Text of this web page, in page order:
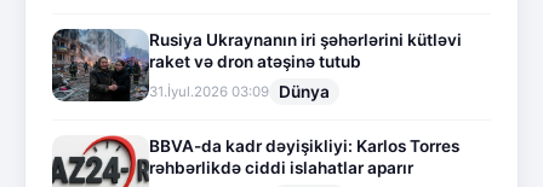
Rusiya Ukraynanın iri şəhərlərini kütləvi
raket və dron atəşinə tutub
31.İyul.2026 03:09 Dünya
BBVA-da kadr dəyişikliyi: Karlos Torres
rəhbərlikdə ciddi islahatlar aparır